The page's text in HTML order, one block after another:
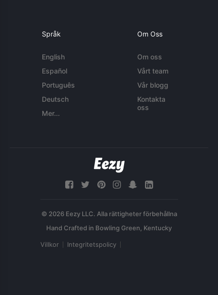
Språk
English
Español
Português
Deutsch
Mer...
Om Oss
Om oss
Vårt team
Vår blogg
Kontakta
oss
© 2026 Eezy LLC. Alla rättigheter förbehållna
Villkor Integritetspolicy